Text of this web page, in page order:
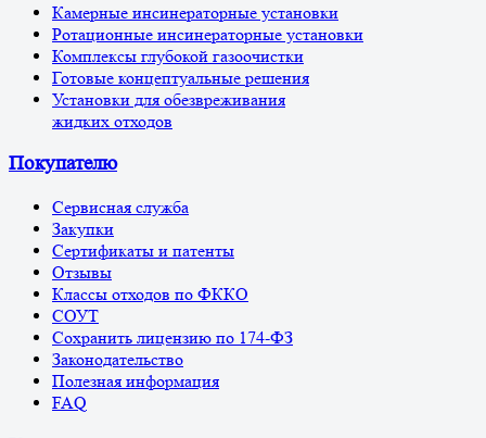
Камерные инсинераторные установки
Ротационные инсинераторные установки
Комплексы глубокой газоочистки
Готовые концептуальные решения
Установки для обезвреживания
жидких отходов
Покупателю
Сервисная служба
Закупки
Сертификаты и патенты
Отзывы
Классы отходов по ФККО
СОУТ
Сохранить лицензию по 174-ФЗ
Законодательство
Полезная информация
FAQ